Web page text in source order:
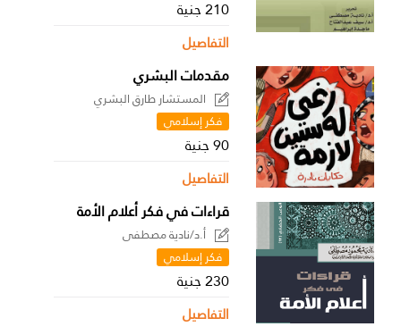
210 جنية
التفاصيل
مقدمات البشري
المستشار طارق البشري
فكر إسلامي
90 جنية
التفاصيل
قراءات في فكر أعلام الأمة
أ.د/نادية مصطفى
فكر إسلامي
230 جنية
التفاصيل